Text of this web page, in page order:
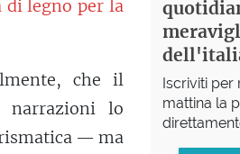
di legno per la
che il
lo
— ma
Iscriviti
mattina la